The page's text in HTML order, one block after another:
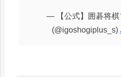
— 【公式】囲碁将棋
(@igoshogiplus_s)